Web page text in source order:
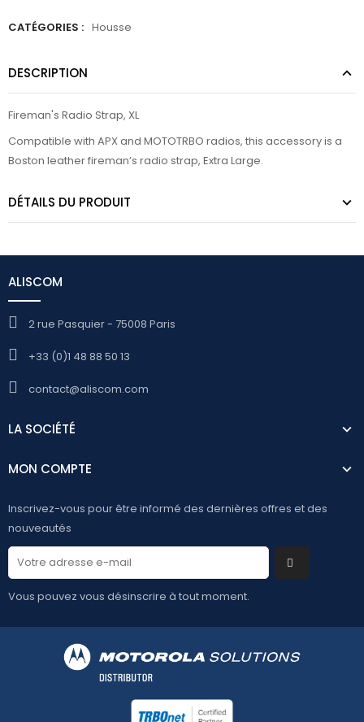
CATÉGORIES : Housse
DESCRIPTION
Fireman's Radio Strap, XL
Compatible with APX and MOTOTRBO radios, this accessory is a
Boston leather fireman’s radio strap, Extra Large.
DÉTAILS DU PRODUIT
ALISCOM
2 rue Pasquier - 75008 Paris
+33 (0)1 48 88 50 13
contact@aliscom.com
LA SOCIÉTÉ
MON COMPTE
Inscrivez-vous pour être informé des dernières offres et des
nouveautés
Vous pouvez vous désinscrire à tout moment.